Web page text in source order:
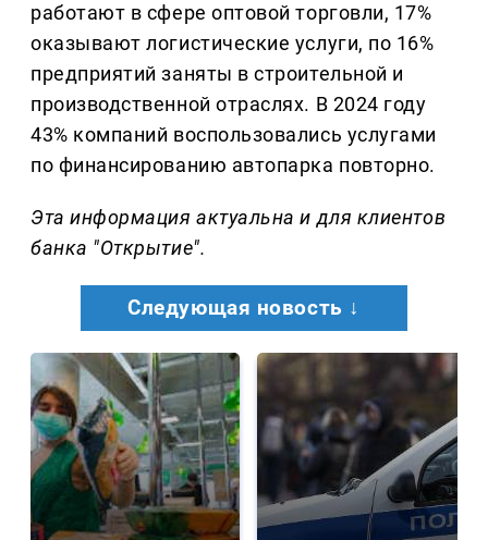
работают в сфере оптовой торговли, 17%
оказывают логистические услуги, по 16%
предприятий заняты в строительной и
производственной отраслях. В 2024 году
43% компаний воспользовались услугами
по финансированию автопарка повторно.
Эта информация актуальна и для клиентов
банка "Открытие".
Следующая новость ↓